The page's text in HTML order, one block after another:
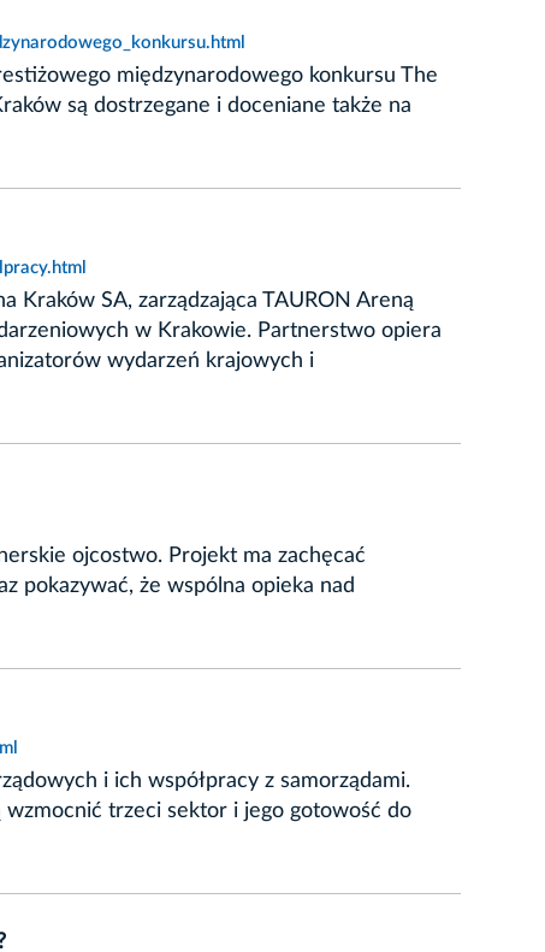
międzynarodowego konkursu The
są dostrzegane i doceniane także na
Kraków SA, zarządzająca TAURON Areną
w Krakowie. Partnerstwo opiera
wydarzeń krajowych i
ojcostwo. Projekt ma zachęcać
pokazywać, że wspólna opieka nad
i ich współpracy z samorządami.
wzmocnić trzeci sektor i jego gotowość do